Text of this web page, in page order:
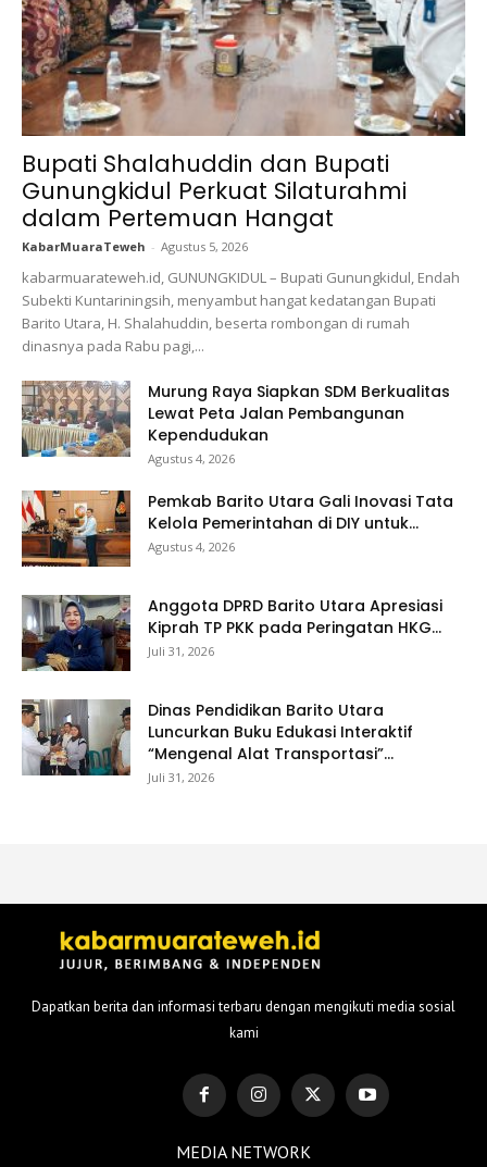
Bupati Shalahuddin dan Bupati
Gunungkidul Perkuat Silaturahmi
dalam Pertemuan Hangat
KabarMuaraTeweh - Agustus 5, 2026
kabarmuarateweh.id, GUNUNGKIDUL – Bupati Gunungkidul, Endah
Subekti Kuntariningsih, menyambut hangat kedatangan Bupati
Barito Utara, H. Shalahuddin, beserta rombongan di rumah
dinasnya pada Rabu pagi,...
Murung Raya Siapkan SDM Berkualitas
Lewat Peta Jalan Pembangunan
Kependudukan
Agustus 4, 2026
Pemkab Barito Utara Gali Inovasi Tata
Kelola Pemerintahan di DIY untuk...
Agustus 4, 2026
Anggota DPRD Barito Utara Apresiasi
Kiprah TP PKK pada Peringatan HKG...
Juli 31, 2026
Dinas Pendidikan Barito Utara
Luncurkan Buku Edukasi Interaktif
“Mengenal Alat Transportasi”...
Juli 31, 2026
Dapatkan berita dan informasi terbaru dengan mengikuti media sosial
kami
MEDIA NETWORK